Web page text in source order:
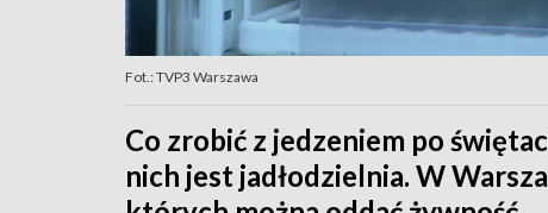
Fot.: TVP3 Warszawa
Co zrobić z jedzeniem po
nich jest jadłodzielnia. W